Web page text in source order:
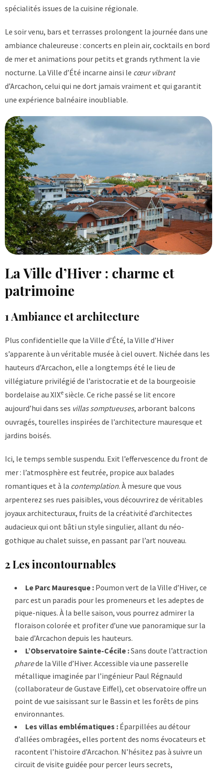
spécialités issues de la cuisine régionale.
Le soir venu, bars et terrasses prolongent la journée dans une
ambiance chaleureuse : concerts en plein air, cocktails en bord
de mer et animations pour petits et grands rythment la vie
nocturne. La Ville d’Été incarne ainsi le cœur vibrant
d’Arcachon, celui qui ne dort jamais vraiment et qui garantit
une expérience balnéaire inoubliable.
La Ville d’Hiver : charme et
patrimoine
1 Ambiance et architecture
Plus confidentielle que la Ville d’Été, la Ville d’Hiver
s’apparente à un véritable musée à ciel ouvert. Nichée dans les
hauteurs d’Arcachon, elle a longtemps été le lieu de
villégiature privilégié de l’aristocratie et de la bourgeoisie
bordelaise au XIXe siècle. Ce riche passé se lit encore
aujourd’hui dans ses villas somptueuses, arborant balcons
ouvragés, tourelles inspirées de l’architecture mauresque et
jardins boisés.
Ici, le temps semble suspendu. Exit l’effervescence du front de
mer : l’atmosphère est feutrée, propice aux balades
romantiques et à la contemplation. À mesure que vous
arpenterez ses rues paisibles, vous découvrirez de véritables
joyaux architecturaux, fruits de la créativité d’architectes
audacieux qui ont bâti un style singulier, allant du néo-
gothique au chalet suisse, en passant par l’art nouveau.
2 Les incontournables
Le Parc Mauresque : Poumon vert de la Ville d’Hiver, ce
parc est un paradis pour les promeneurs et les adeptes de
pique-niques. À la belle saison, vous pourrez admirer la
floraison colorée et profiter d’une vue panoramique sur la
baie d’Arcachon depuis les hauteurs.
L’Observatoire Sainte-Cécile :Sans doute l’attraction
pharede la Ville d’Hiver. Accessible via une passerelle
métallique imaginée par l’ingénieur Paul Régnauld
(collaborateur de Gustave Eiffel), cet observatoire offre un
point de vue saisissant sur le Bassin et les forêts de pins
environnantes.
Les villas emblématiques : Éparpillées au détour
d’allées ombragées, elles portent des noms évocateurs et
racontent l’histoire d’Arcachon. N’hésitez pas à suivre un
circuit de visite guidée pour percer leurs secrets,